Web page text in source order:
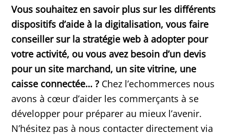
Vous souhaitez en savoir plus sur les différents
dispositifs d’aide à la digitalisation, vous faire
conseiller sur la stratégie web à adopter pour
votre activité, ou vous avez besoin d’un devis
pour un site marchand, un site vitrine, une
caisse connectée… ? Chez l’echommerces nous
avons à cœur d’aider les commerçants à se
développer pour préparer au mieux l’avenir.
N’hésitez pas à nous contacter directement via